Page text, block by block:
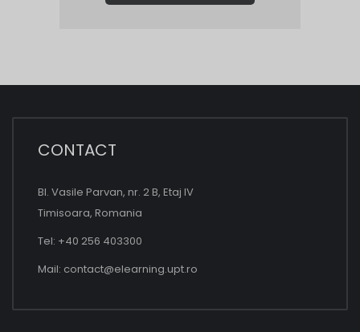
CONTACT
Bl. Vasile Parvan, nr. 2 B, Etaj IV
Timisoara, Romania
Tel: +40 256 403300
Mail: contact@elearning.upt.ro